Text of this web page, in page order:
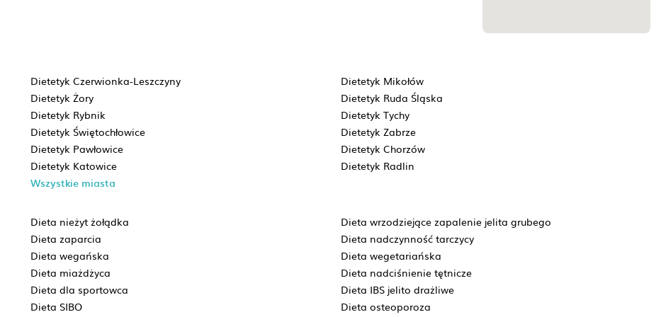
Dietetyk Czerwionka-Leszczyny
Dietetyk Mikołów
Dietetyk Żory
Dietetyk Ruda Śląska
Dietetyk Rybnik
Dietetyk Tychy
Dietetyk Świętochłowice
Dietetyk Zabrze
Dietetyk Pawłowice
Dietetyk Chorzów
Dietetyk Katowice
Dietetyk Radlin
Wszystkie miasta
Dieta nieżyt żołądka
Dieta wrzodziejące zapalenie jelita grubego
Dieta zaparcia
Dieta nadczynność tarczycy
Dieta wegańska
Dieta wegetariańska
Dieta miażdżyca
Dieta nadciśnienie tętnicze
Dieta dla sportowca
Dieta IBS jelito drażliwe
Dieta SIBO
Dieta osteoporoza